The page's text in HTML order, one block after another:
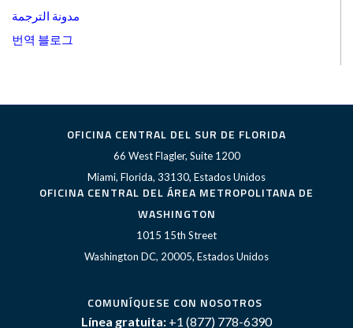
مدونة الترجمة
번역 블로그
OFICINA CENTRAL DEL SUR DE FLORIDA
66 West Flagler, Suite 1200
Miami, Florida, 33130, Estados Unidos
OFICINA CENTRAL DEL ÁREA METROPOLITANA DE
WASHINGTON
1015 15th Street
Washington DC, 20005, Estados Unidos
COMUNÍQUESE CON NOSOTROS
Línea gratuita: +1 (877) 778-6390